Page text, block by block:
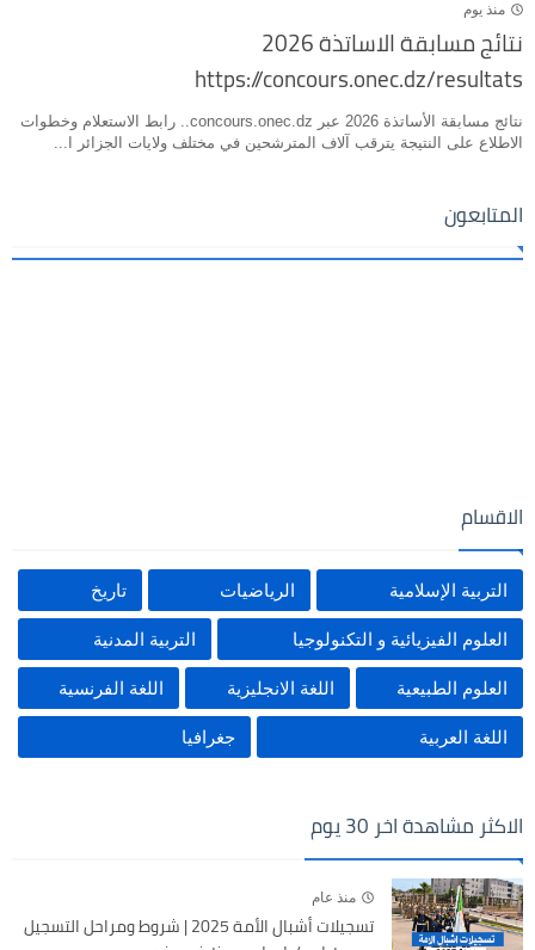
منذ يوم
نتائج مسابقة الاساتذة 2026
https://concours.onec.dz/resultats
نتائج مسابقة الأساتذة 2026 عبر concours.onec.dz.. رابط الاستعلام وخطوات
الاطلاع على النتيجة يترقب آلاف المترشحين في مختلف ولايات الجزائر ا...
المتابعون
الاقسام
التربية الإسلامية الرياضيات تاريخ
العلوم الفيزيائية و التكنولوجيا التربية المدنية
العلوم الطبيعية اللغة الانجليزية اللغة الفرنسية
اللغة العربية جغرافيا
الاكثر مشاهدة اخر 30 يوم
منذ عام
تسجيلات أشبال الأمة 2025 | شروط ومراحل التسجيل